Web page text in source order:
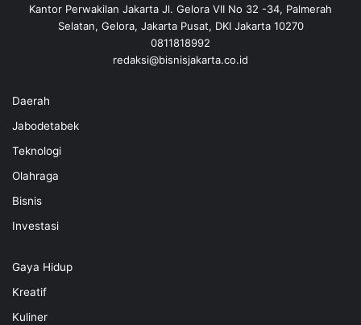
Kantor Perwakilan Jakarta Jl. Gelora VII No 32 -34, Palmerah
Selatan, Gelora, Jakarta Pusat, DKI Jakarta 10270
0811818992
redaksi@bisnisjakarta.co.id
Daerah
Jabodetabek
Teknologi
Olahraga
Bisnis
Investasi
Gaya Hidup
Kreatif
Kuliner